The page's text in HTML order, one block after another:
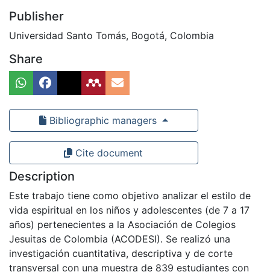
Publisher
Universidad Santo Tomás, Bogotá, Colombia
Share
Bibliographic managers
Cite document
Description
Este trabajo tiene como objetivo analizar el estilo de
vida espiritual en los niños y adolescentes (de 7 a 17
años) pertenecientes a la Asociación de Colegios
Jesuitas de Colombia (ACODESI). Se realizó una
investigación cuantitativa, descriptiva y de corte
transversal con una muestra de 839 estudiantes con